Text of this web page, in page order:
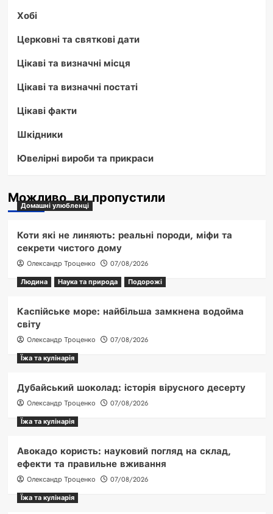
Хобі
Церковні та святкові дати
Цікаві та визначні місця
Цікаві та визначні постаті
Цікаві факти
Шкідники
Ювелірні вироби та прикраси
Можливо, ви пропустили
Домашні улюбленці
Коти які не линяють: реальні породи, міфи та
секрети чистого дому
Олександр Троценко
07/08/2026
Людина
Наука та природа Подорожі
Каспійське море: найбільша замкнена водойма
світу
Олександр Троценко
07/08/2026
Їжа та кулінарія
Дубайський шоколад: історія вірусного десерту
Олександр Троценко
07/08/2026
Їжа та кулінарія
Авокадо користь: науковий погляд на склад,
ефекти та правильне вживання
Олександр Троценко
07/08/2026
Їжа та кулінарія